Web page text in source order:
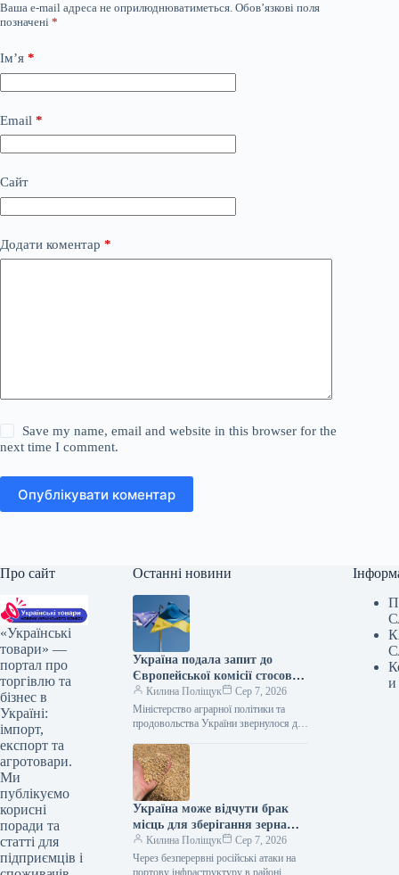
Ваша e-mail адреса не оприлюднюватиметься. Обов’язкові поля
позначені *
Ім’я *
Email *
Сайт
Додати коментар *
Save my name, email and website in this browser for the
next time I comment.
Опублікувати коментар
Про сайт
«Українські
товари» —
портал про
торгівлю та
бізнес в
Україні:
імпорт,
експорт та
агротовари.
Ми
публікуємо
корисні
поради та
статті для
підприємців і
Останні новини
Україна подала запит до
Європейської комісії стосовно
допомоги аграрному сектору
через блокаду портів.
Килина Поліщук
Сер 7, 2026
Міністерство аграрної політики та
продовольства України звернулося до
виділити 220 млн євро безповоротної
підтримки для відшкодування…
Україна може відчути брак
місць для зберігання зерна
вже в листопаді.
Килина Поліщук
Сер 7, 2026
Через безперервні російські атаки на
портову інфраструктуру в районі
и